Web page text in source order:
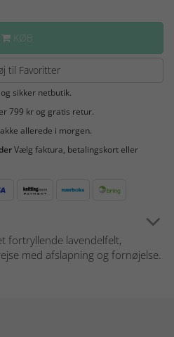
KØB
til Favoritter
sikker netbutik.
799 kr og gratis retur.
allerede i morgen.
Vælg faktura, betalingskort eller
fortryllende lavendelfelt,
med afslapning og fornøjelse.